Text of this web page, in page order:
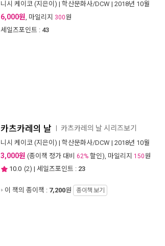
니시 케이코 (지은이) | 학산문화사/DCW | 2018년 10월
6,000원, 마일리지 300원
세일즈포인트 : 43
카츠카레의 날 카츠카레의 날 시리즈보기
니시 케이코 (지은이) | 학산문화사/DCW | 2018년 10월
3,000원 (종이책 정가 대비 62% 할인), 마일리지 150원
10.0 (2) | 세일즈포인트 : 23
이 책의 종이책 : 7,200원 종이책 보기